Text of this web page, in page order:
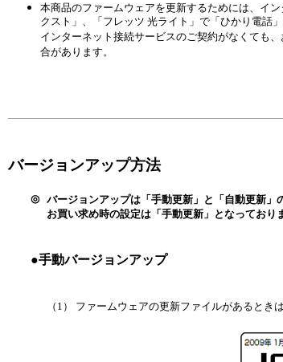
本商品のファームウェアを更新するためには、イ
クスト」、「フレッツ 光ライト」で「ひかり電話
インターネット接続サービスのご契約がなくても
合があります。
バージョンアップ方法
◎
バージョンアップは「手動更新」と「自動更新」
お買い求め時の設定は「手動更新」となっており
●手動バージョンアップ
（1） ファームウェアの更新ファイルがあるとき